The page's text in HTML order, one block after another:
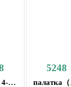
палатка 4-x мест（470*280*200）
5248